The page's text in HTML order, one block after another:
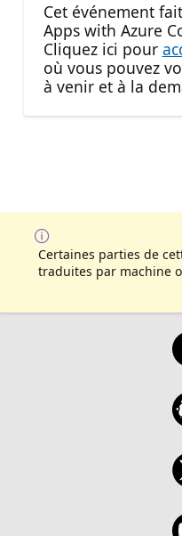
Cet événement
Apps with Azure
Cliquez ici pour
où vous pouvez
à venir et à la
Certaines parties de
traduites par machine